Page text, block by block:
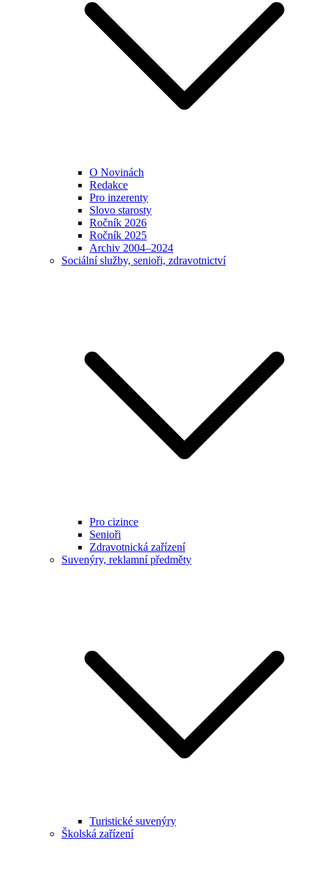
O Novinách
Redakce
Pro inzerenty
Slovo starosty
Ročník 2026
Ročník 2025
Archiv 2004–2024
Sociální služby, senioři, zdravotnictví
Pro cizince
Senioři
Zdravotnická zařízení
Suvenýry, reklamní předměty
Turistické suvenýry
Školská zařízení